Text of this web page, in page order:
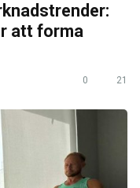
att forma
0 21